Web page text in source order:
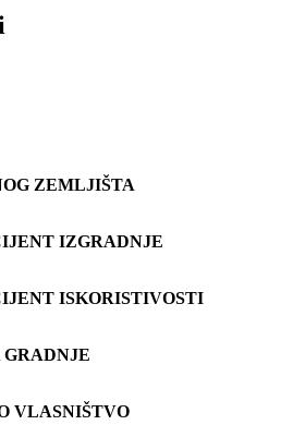
ZEMLJIŠTA
IZGRADNJE
ISKORISTIVOSTI
VLASNIŠTVO